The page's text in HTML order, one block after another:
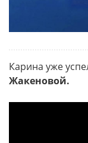
Карина уже
Жакеновой.